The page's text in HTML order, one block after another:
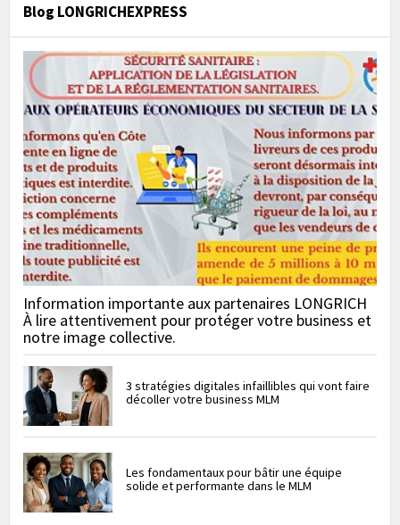
Blog LONGRICHEXPRESS
Information importante aux partenaires LONGRICH
À lire attentivement pour protéger votre business et
notre image collective.
3 stratégies digitales infaillibles qui vont faire
décoller votre business MLM
Les fondamentaux pour bâtir une équipe
solide et performante dans le MLM